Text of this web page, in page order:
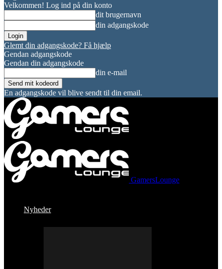
Velkommen! Log ind på din konto
dit brugernavn
din adgangskode
Glemt din adgangskode? Få hjælp
Gendan adgangskode
Gendan din adgangskode
din e-mail
En adgangskode vil blive sendt til din email.
GamersLounge
Nyheder